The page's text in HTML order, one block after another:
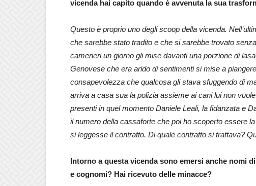
vicenda hai capito quando è avvenuta la sua
Questo è proprio uno degli scoop della vicenda.
che sarebbe stato tradito e che si sarebbe trovato
camerieri un giorno gli mise davanti una porzione di
Genovese che era arido di sentimenti si mise a
consapevolezza che qualcosa gli stava sfuggendo di
arriva a casa sua la polizia assieme ai cani lui non
presenti in quel momento Daniele Leali, la fidanzata e
il numero della cassaforte che poi ho scoperto essere
si leggesse il contratto. Di quale contratto si trattava?
Intorno a questa vicenda sono emersi anche nomi
e cognomi? Hai ricevuto delle minacce?